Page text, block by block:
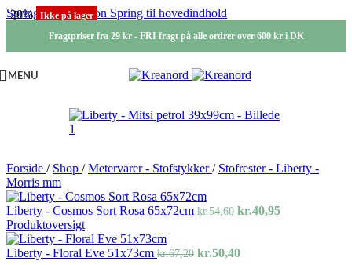
Spring til navigation Spring til hovedindhold
Fragtpriser fra 29 kr - FRI fragt på alle ordrer over 600 kr i DK
MENU
-20% Ikke på lager
Forside / Shop / Metervarer - Stofstykker/ Stofrester - Liberty -
Morris mm
Liberty - Cosmos Sort Rosa 65x72cm kr.54,60 Den
var:
kr.40,95Den
Produktoversigt
Liberty - Floral Eve 51x73cm kr.67,20 Den
kr.50,40Den